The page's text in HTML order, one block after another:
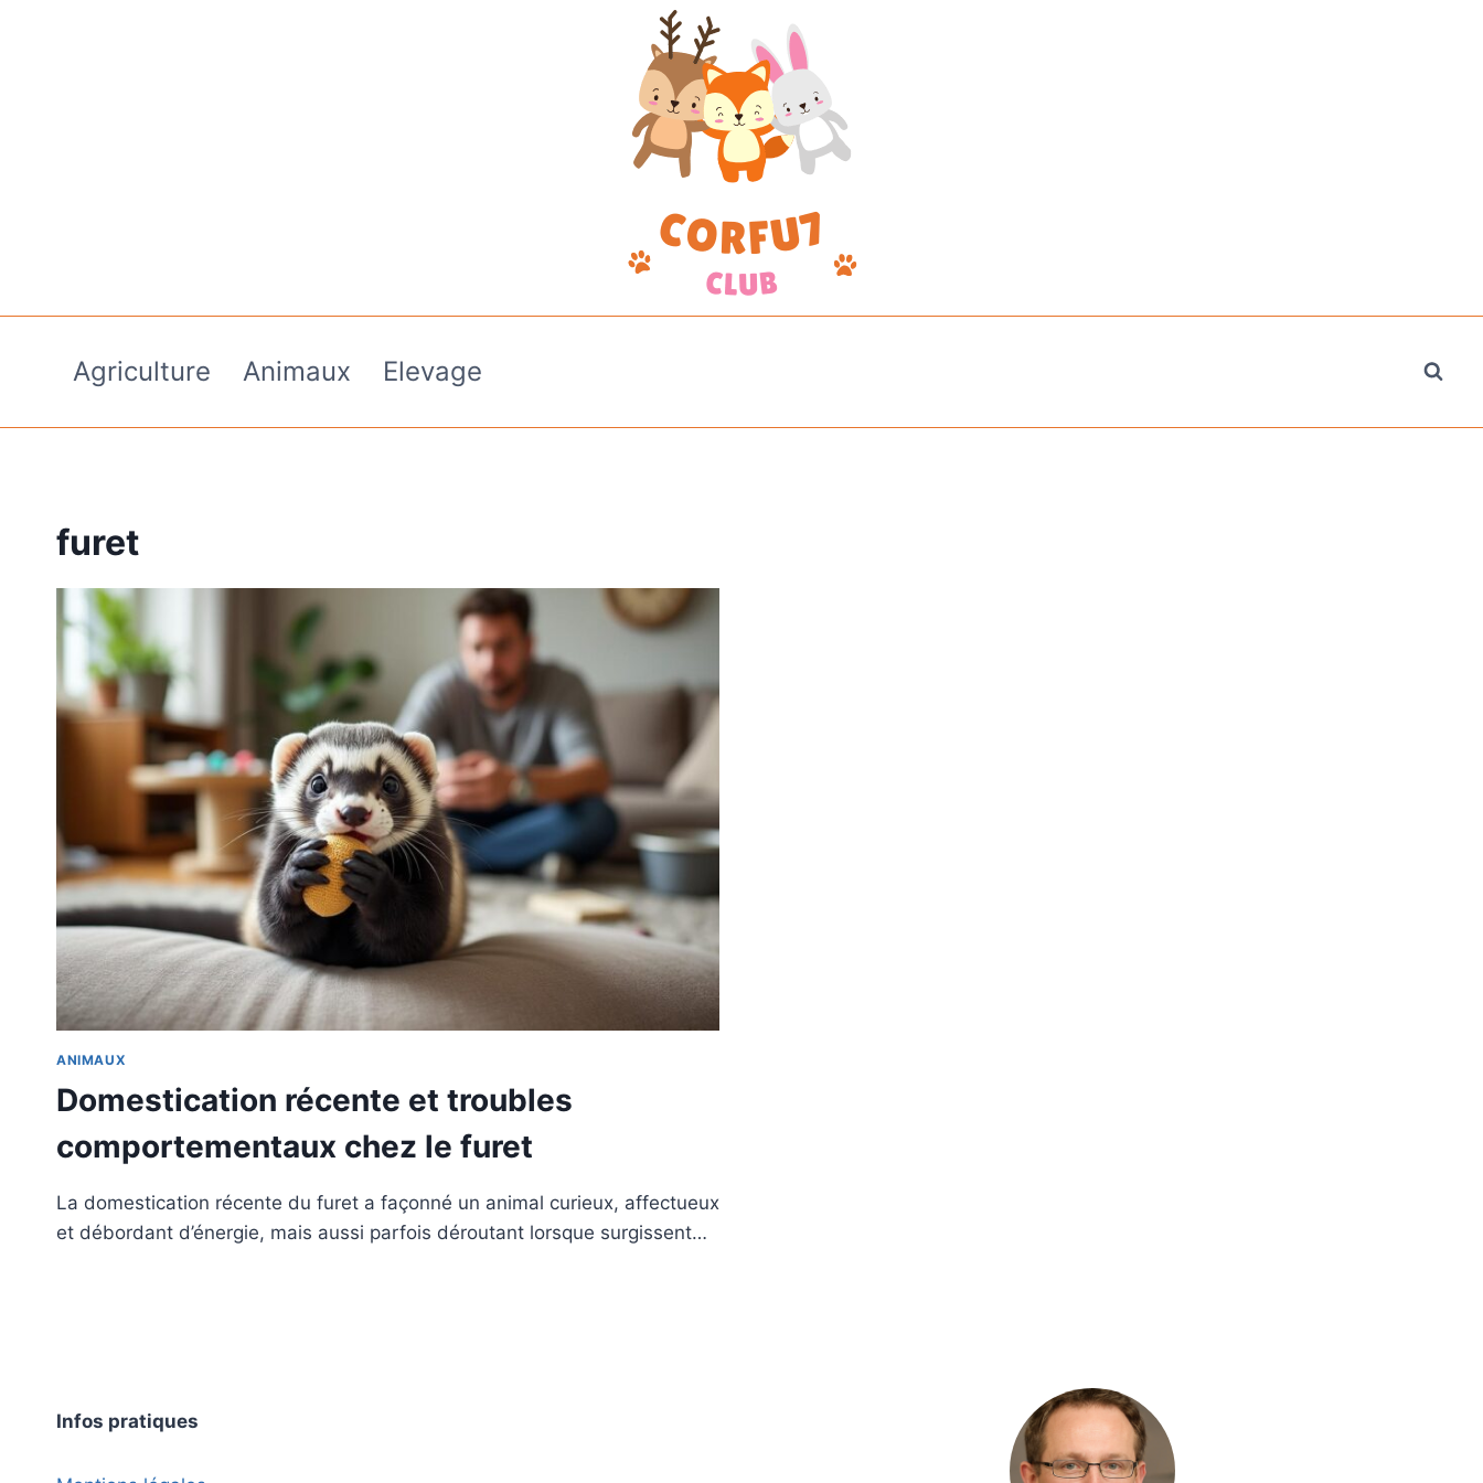
Agriculture Animaux Elevage
furet
ANIMAUX
Domestication récente et troubles
comportementaux chez le furet
La domestication récente du furet a façonné un animal curieux, affectueux
et débordant d’énergie, mais aussi parfois déroutant lorsque surgissent…
Infos pratiques